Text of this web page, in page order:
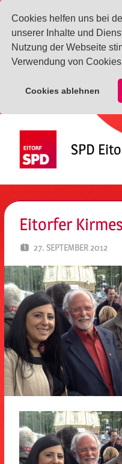
Cookies helfen uns bei
unserer Inhalte und
Nutzung der Webseite
Verwendung von
Cookies ablehnen
springen
SPD
Eitorfer
27. SEPTEMBER 2012